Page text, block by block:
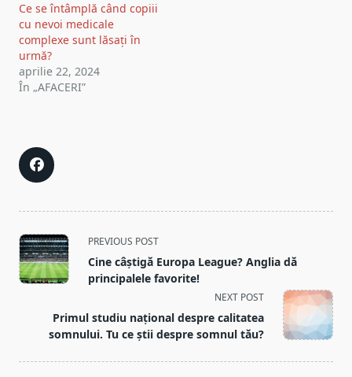
Ce se întâmplă când copiii
cu nevoi medicale
complexe sunt lăsați în
urmă?
aprilie 22, 2024
În „AFACERI”
<span
class="nav-
subtitle
reader-
text">Page</span>
PREVIOUS POST
Cine câștigă Europa League? Anglia dă
principalele favorite!
NEXT POST
Primul studiu național despre calitatea
somnului. Tu ce știi despre somnul tău?